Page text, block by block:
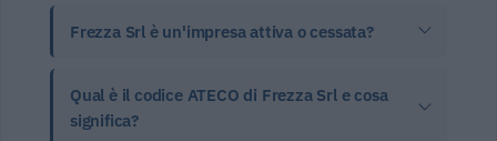
Frezza Srl è un'impresa attiva o cessata?
Qual è il codice ATECO di Frezza Srl e cosa
significa?